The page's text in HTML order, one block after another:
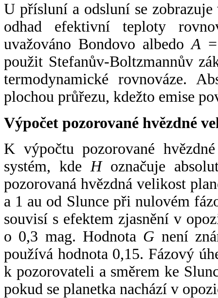
U přísluní a odsluní se
odhad efektivní teploty
uvažováno Bondovo albedoA
použit Stefanův-Boltzmannův
termodynamické rovnováze.
plochou průřezu, kdežto emise
Výpočet pozorované hvězdné
K výpočtu pozorované
systém, kde Hoznačuje
pozorovaná hvězdná velikost
a 1 au od Slunce při nulovém
souvisí s efektem zjasnění v
o 0,3 mag. Hodnota G není
používá hodnota 0,15. Fázový
k pozorovateli a směrem ke
pokud se planetka nachází v